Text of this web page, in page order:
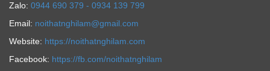
Zalo: 0944 690 379 - 0934 139 799
Email: noithatnghilam@gmail.com
Website: https://noithatnghilam.com
Facebook: https://fb.com/noithatnghilam